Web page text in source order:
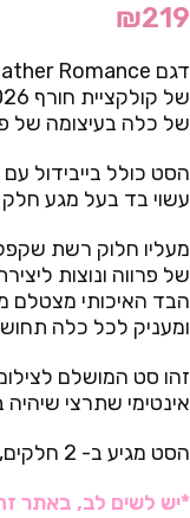
₪219
של כלה בעיצומה של
הסט כולל בייבידול
עשוי בד בעל מגע חלק
מעליו חלוק רשת
של פרווה ונוצות
הבד האיכותי מצטלם
ומעניק לכל כלה
זהו סט המושלם
אינטימי שתרצי
הסט מגיע ב- 2 חלקים, בייבי דול וחלוק.
*יש לשים לב, באתר